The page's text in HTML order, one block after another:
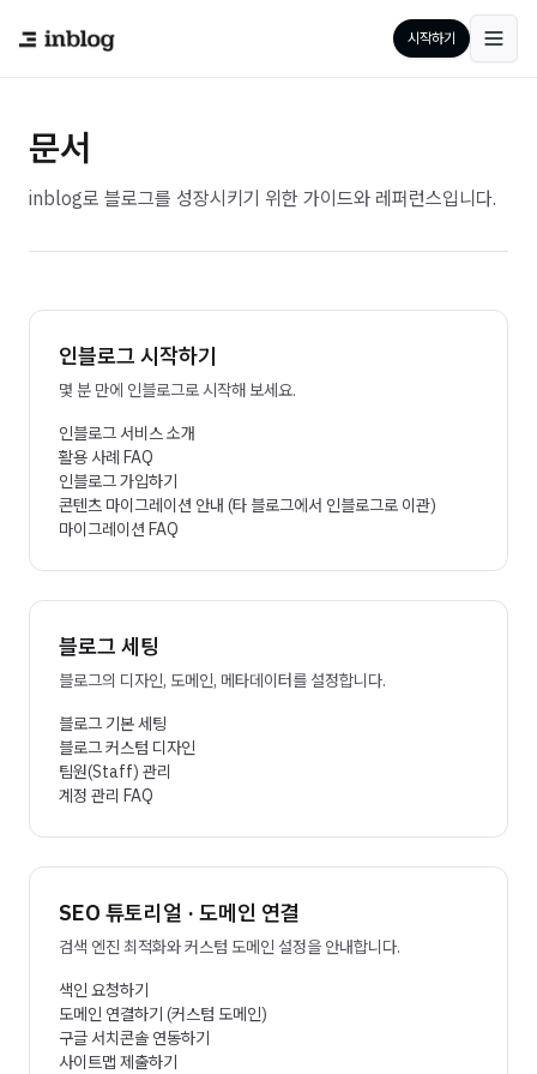
시작하기
문서
inblog로 블로그를 성장시키기 위한 가이드와 레퍼런스입니다.
인블로그 시작하기
몇 분 만에 인블로그로 시작해 보세요.
인블로그 서비스 소개
활용 사례 FAQ
인블로그 가입하기
콘텐츠 마이그레이션 안내 (타 블로그에서 인블로그로 이관)
마이그레이션 FAQ
블로그 세팅
블로그의 디자인, 도메인, 메타데이터를 설정합니다.
블로그 기본 세팅
블로그 커스텀 디자인
팀원(Staff) 관리
계정 관리 FAQ
SEO 튜토리얼 · 도메인 연결
검색 엔진 최적화와 커스텀 도메인 설정을 안내합니다.
색인 요청하기
도메인 연결하기 (커스텀 도메인)
구글 서치콘솔 연동하기
사이트맵 제출하기